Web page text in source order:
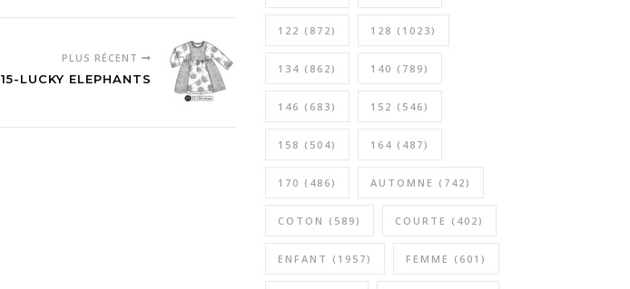
PLUS RÉCENT
15-LUCKY ELEPHANTS
122 (872) 128 (1023)
134 (862) 140 (789)
146 (683) 152 (546)
158 (504) 164 (487)
170 (486) AUTOMNE (742)
COTON (589) COURTE (402)
ENFANT (1957) FEMME (601)